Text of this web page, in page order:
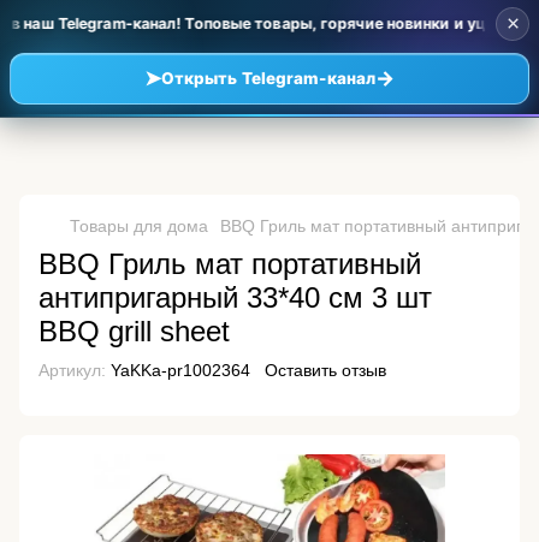
наш Telegram-канал! Топовые товары, горячие новинки и уценка
➤Открыть Telegram-канал→
×
Товары для дома BBQ Гриль мат портативный
BBQ Гриль мат портативный
антипригарный 33*40 см 3 шт
BBQ grill sheet
Артикул: YaKKa-pr1002364 Оставить отзыв